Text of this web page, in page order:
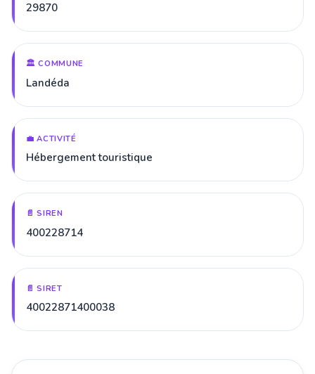
29870
🏛️ COMMUNE
Landéda
💼 ACTIVITÉ
Hébergement touristique
📄 SIREN
400228714
📄 SIRET
40022871400038